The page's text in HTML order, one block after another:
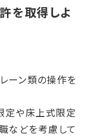
を取得しよ
ーン類の操作を
定や床上式限定
などを考慮して